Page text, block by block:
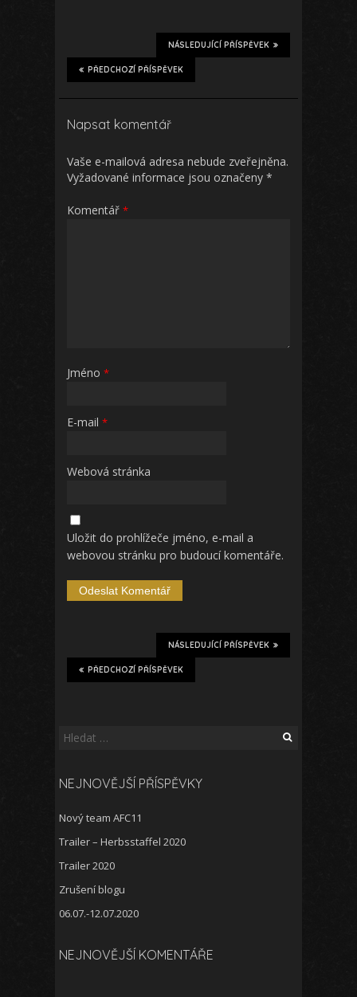
NÁSLEDUJÍCÍ PŘÍSPĚVEK
PŘEDCHOZÍ PŘÍSPĚVEK
Napsat komentář
Vaše e-mailová adresa nebude zveřejněna.
Vyžadované informace jsou označeny *
Komentář *
Jméno *
E-mail *
Webová stránka
Uložit do prohlížeče jméno, e-mail a
webovou stránku pro budoucí komentáře.
NÁSLEDUJÍCÍ PŘÍSPĚVEK
PŘEDCHOZÍ PŘÍSPĚVEK
Vyhledávání
NEJNOVĚJŠÍ PŘÍSPĚVKY
Nový team AFC11
Trailer – Herbsstaffel 2020
Trailer 2020
Zrušení blogu
06.07.-12.07.2020
NEJNOVĚJŠÍ KOMENTÁŘE